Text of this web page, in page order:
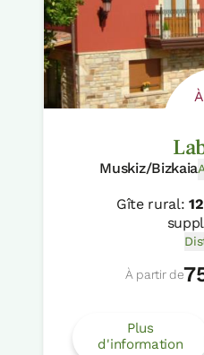
À
Muskiz/Bizkaia
Gîte rural:12
À partir de
Plus
d'information